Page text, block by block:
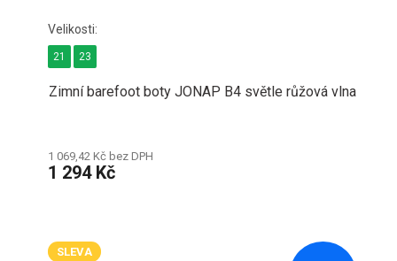
Zimní barefoot boty JONAP B4 světle růžová vlna
1 069,42 Kč bez DPH
1 294 Kč
21 23
SLEVA